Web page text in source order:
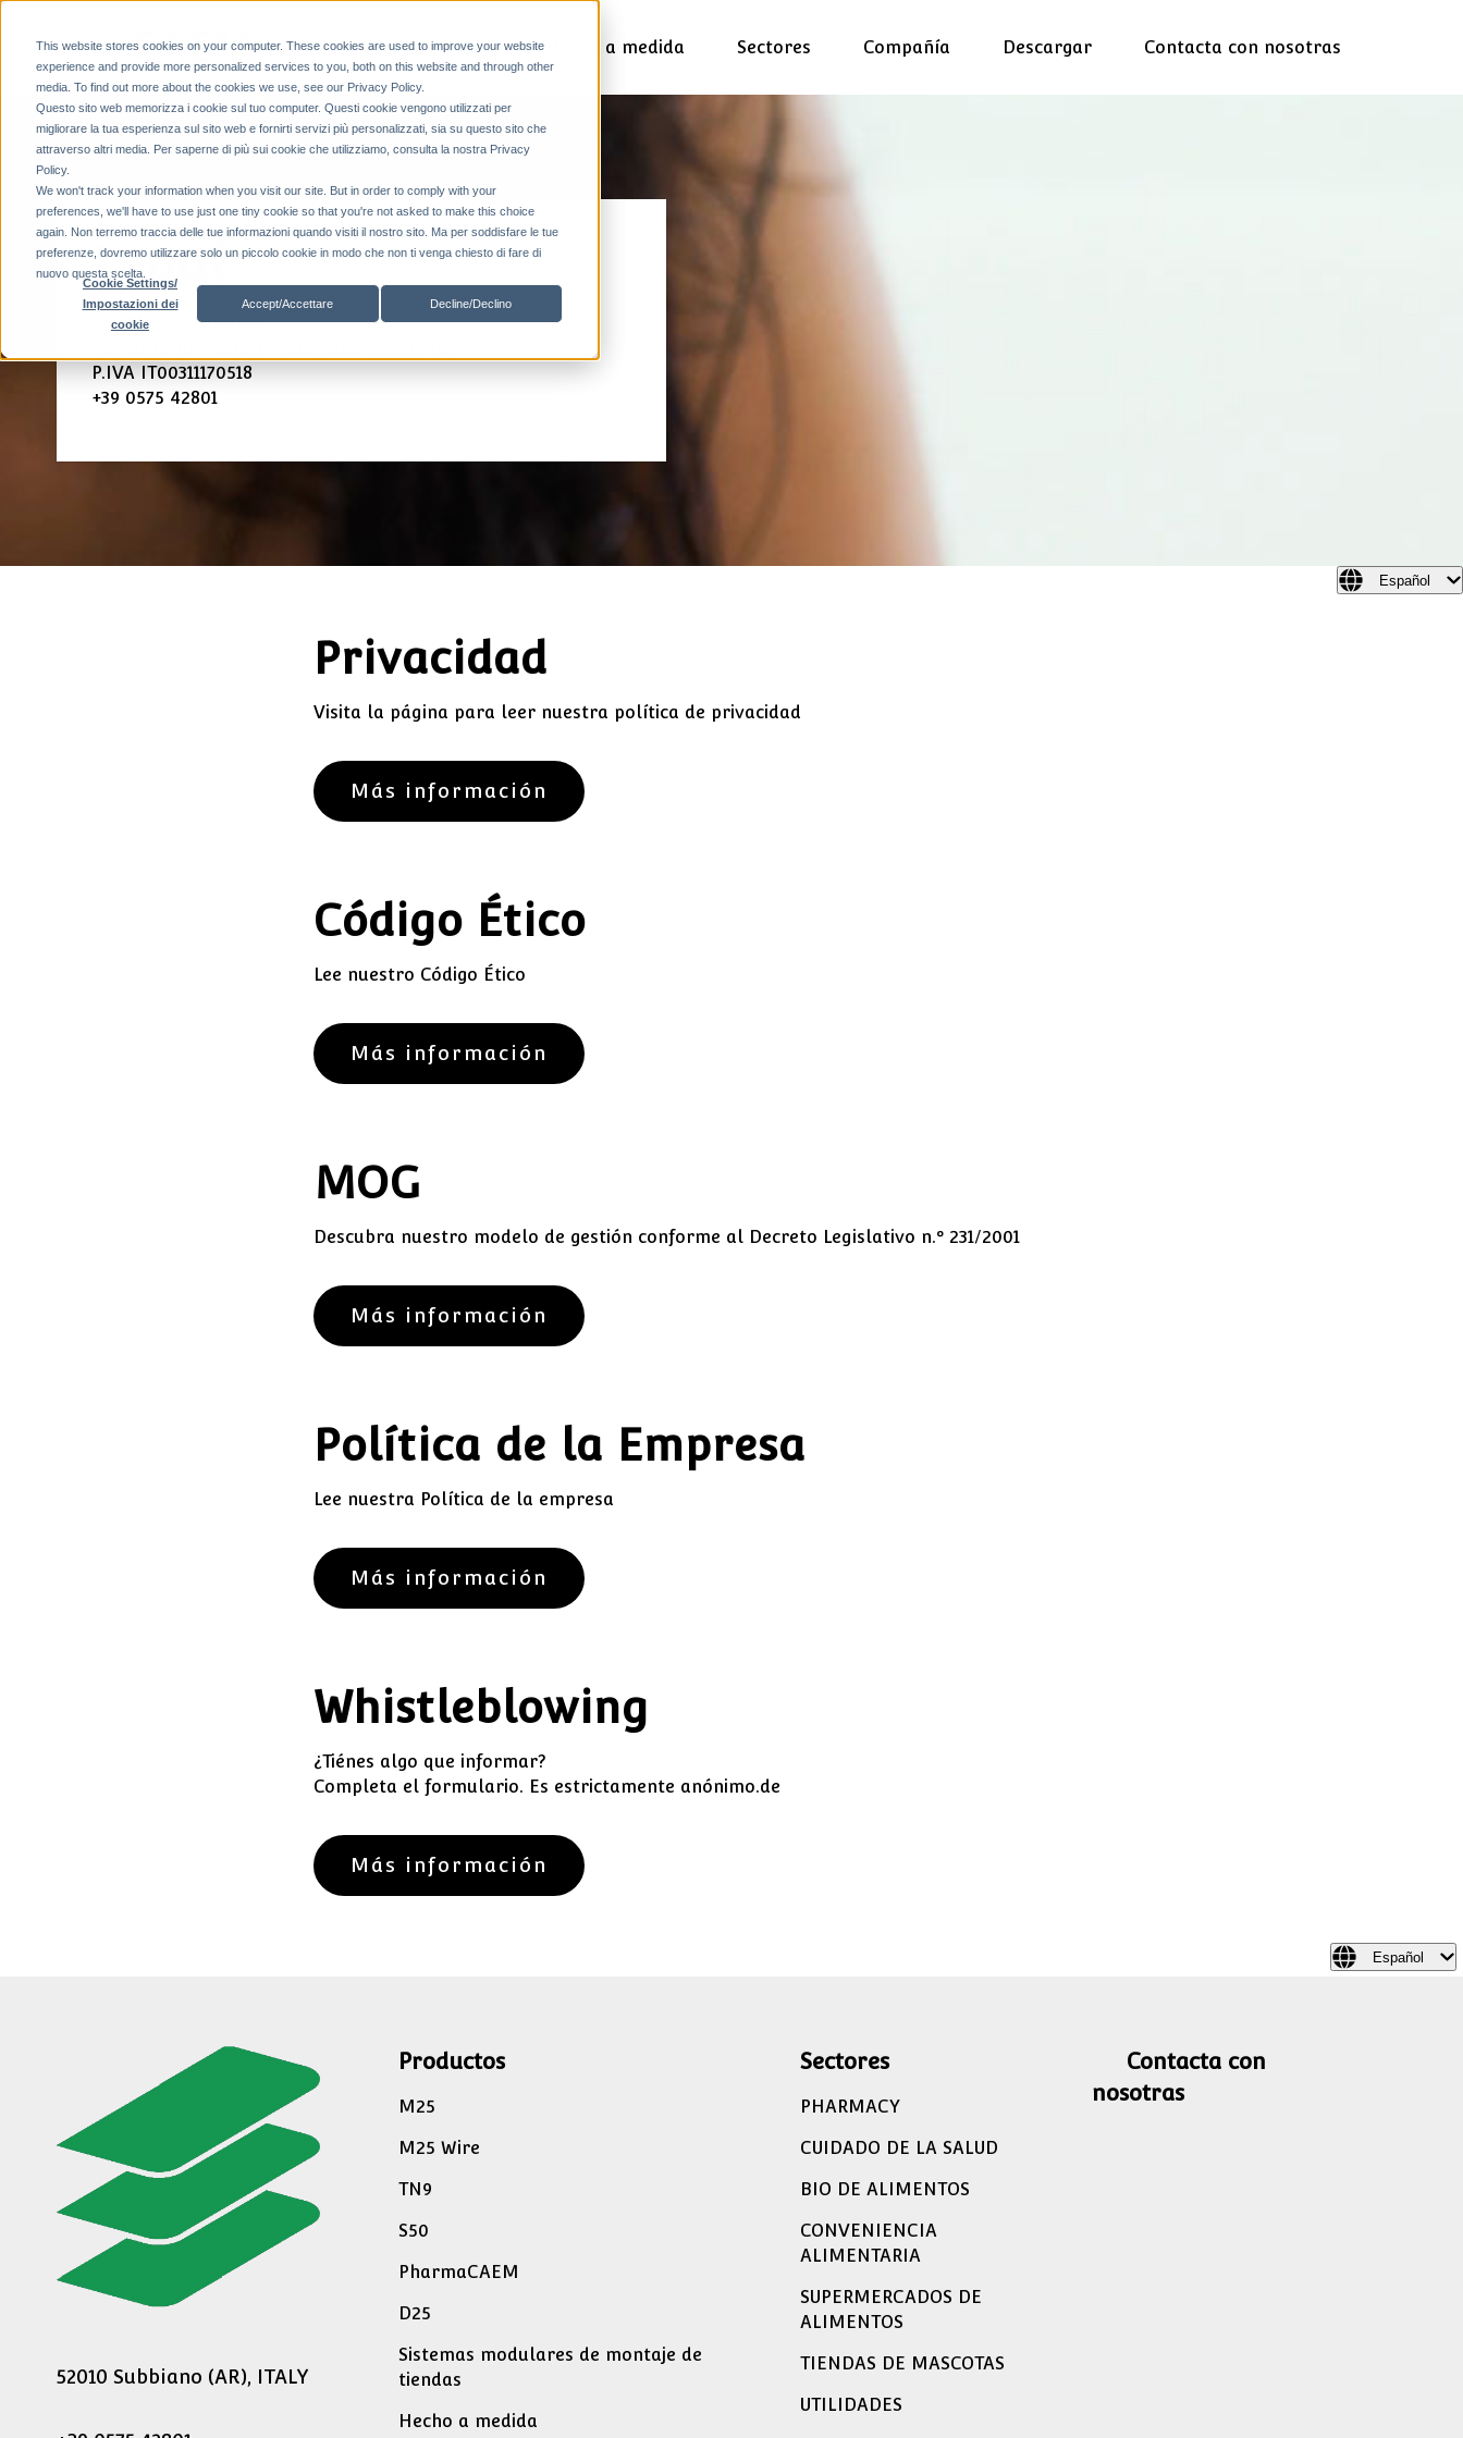
This website stores cookies on your computer. These cookies are used to improve your website
experience and provide more personalized services to you, both on this website and through other
media. To find out more about the cookies we use, see our Privacy Policy.
Questo sito web memorizza i cookie sul tuo computer. Questi cookie vengono utilizzati per
migliorare la tua esperienza sul sito web e fornirti servizi più personalizzati, sia su questo sito che
attraverso altri media. Per saperne di più sui cookie che utilizziamo, consulta la nostra Privacy
Policy.
We won't track your information when you visit our site. But in order to comply with your
preferences, we'll have to use just one tiny cookie so that you're not asked to make this choice
again. Non terremo traccia delle tue informazioni quando visiti il ​​nostro sito. Ma per soddisfare le tue
preferenze, dovremo utilizzare solo un piccolo cookie in modo che non ti venga chiesto di fare di
nuovo questa scelta.
Cookie Settings/
Impostazioni dei
cookie
Accept/Accettare Decline/Declino
Productos Hecho a medida Sectores Compañía Descargar Contacta con nosotras
Legal
CAEM-Magrini SpA
P.IVA IT00311170518
+39 0575 42801
Español
Privacidad
Visita la página para leer nuestra política de privacidad
Más información
Código Ético
Lee nuestro Código Ético
Más información
MOG
Descubra nuestro modelo de gestión conforme al Decreto Legislativo n.º 231/2001
Más información
Política de la Empresa
Lee nuestra Política de la empresa
Más información
Whistleblowing
¿Tiénes algo que informar?
Completa el formulario. Es estrictamente anónimo.de
Más información
Español
52010 Subbiano (AR), ITALY
Productos
M25
M25 Wire
TN9
S50
PharmaCAEM
D25
Sistemas modulares de montaje de
tiendas
Hecho a medida
Sectores
PHARMACY
CUIDADO DE LA SALUD
BIO DE ALIMENTOS
CONVENIENCIA
ALIMENTARIA
SUPERMERCADOS DE
ALIMENTOS
TIENDAS DE MASCOTAS
UTILIDADES
Contacta con
nosotras